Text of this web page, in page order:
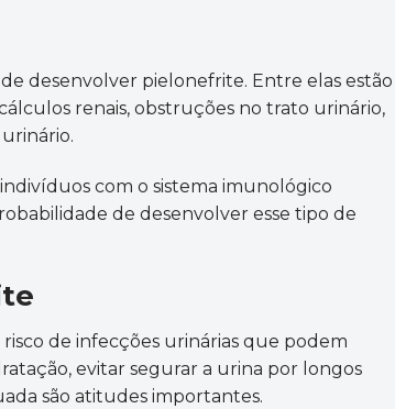
desenvolver pielonefrite. Entre elas estão
renais, obstruções no trato urinário,
com o sistema imunológico
de desenvolver esse tipo de
de infecções urinárias que podem
evitar segurar a urina por longos
são atitudes importantes.